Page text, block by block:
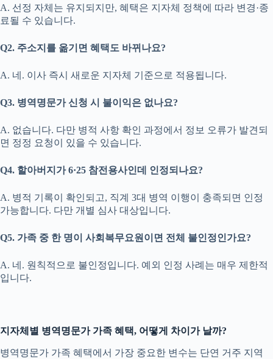
A. 선정 자체는 유지되지만, 혜택은 지자체 정책에 따라 변경·종
료될 수 있습니다.
Q2. 주소지를 옮기면 혜택도 바뀌나요?
A. 네. 이사 즉시 새로운 지자체 기준으로 적용됩니다.
Q3. 병역명문가 신청 시 불이익은 없나요?
A. 없습니다. 다만 병적 사항 확인 과정에서 정보 오류가 발견되
면 정정 요청이 있을 수 있습니다.
Q4. 할아버지가 6·25 참전용사인데 인정되나요?
A. 병적 기록이 확인되고, 직계 3대 병역 이행이 충족되면 인정
가능합니다. 다만 개별 심사 대상입니다.
Q5. 가족 중 한 명이 사회복무요원이면 전체 불인정인가요?
A. 네. 원칙적으로 불인정입니다. 예외 인정 사례는 매우 제한적
입니다.
지자체별 병역명문가 가족 혜택, 어떻게 차이가 날까?
병역명문가 가족 혜택에서 가장 중요한 변수는 단연 거주 지역